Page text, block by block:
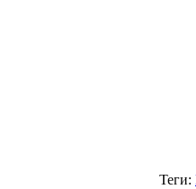
Теги: